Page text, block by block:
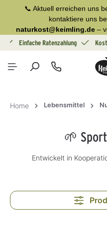
springen
📞 Aktuell erreichen uns
kontaktiere uns
naturkost@keimling.de–
Einfache Ratenzahlung
Home Lebensmittel
🌱
Entwickelt in